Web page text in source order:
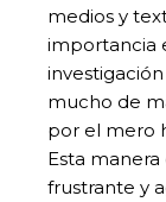
medios y
importancia
mucho de
por el mero
Esta
frustrante y